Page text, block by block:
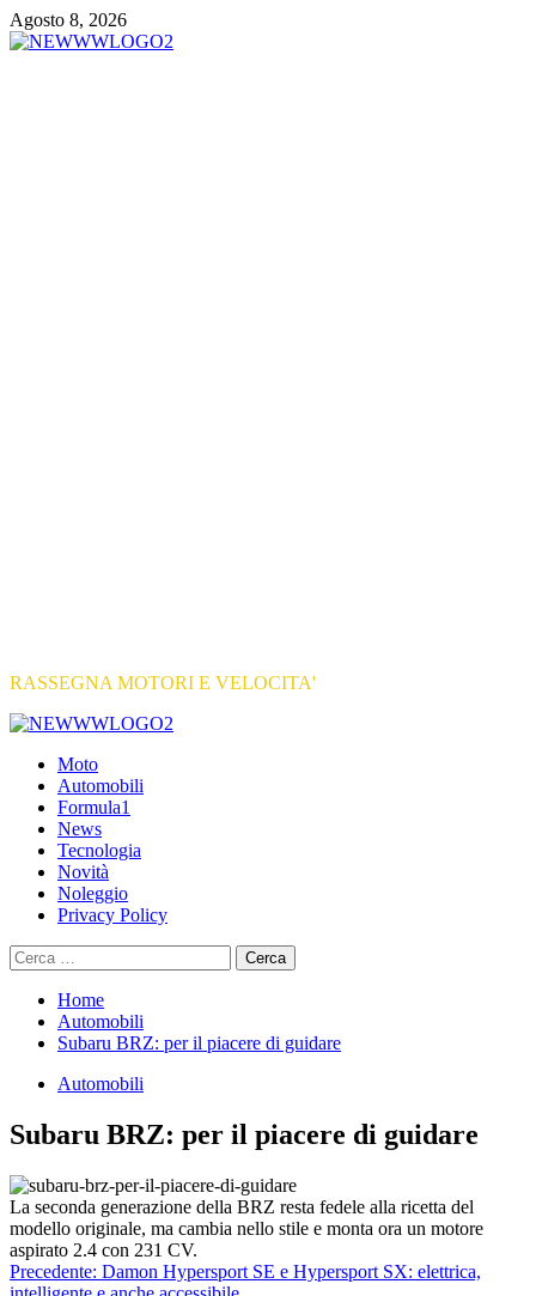
Vai
al
Agosto 8, 2026
RASSEGNA MOTORI E VELOCITA'
Primary
Moto
Automobili
Formula1
News
Tecnologia
Novità
Noleggio
Privacy Policy
Ricerca
per:
Home
Automobili
Subaru BRZ: per il piacere di guidare
Automobili
Subaru BRZ: per il piacere di guidare
La seconda generazione della BRZ resta fedele alla ricetta del
modello originale, ma cambia nello stile e monta ora un motore
aspirato 2.4 con 231 CV.
Navigazione
Precedente: Damon Hypersport SE e Hypersport SX: elettrica,